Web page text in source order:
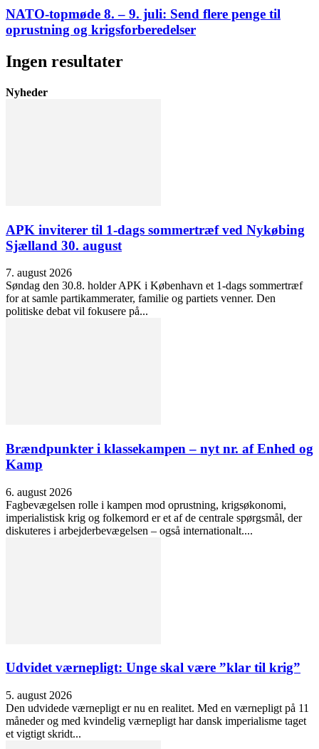
NATO-topmøde 8. – 9. juli: Send flere penge til
oprustning og krigsforberedelser
Ingen resultater
Nyheder
APK inviterer til 1-dags sommertræf ved Nykøbing
Sjælland 30. august
7. august 2026
Søndag den 30.8. holder APK i København et 1-dags sommertræf
for at samle partikammerater, familie og partiets venner. Den
politiske debat vil fokusere på...
Brændpunkter i klassekampen – nyt nr. af Enhed og
Kamp
6. august 2026
Fagbevægelsen rolle i kampen mod oprustning, krigsøkonomi,
imperialistisk krig og folkemord er et af de centrale spørgsmål, der
diskuteres i arbejderbevægelsen – også internationalt....
Udvidet værnepligt: Unge skal være ”klar til krig”
5. august 2026
Den udvidede værnepligt er nu en realitet. Med en værnepligt på 11
måneder og med kvindelig værnepligt har dansk imperialisme taget
et vigtigt skridt...